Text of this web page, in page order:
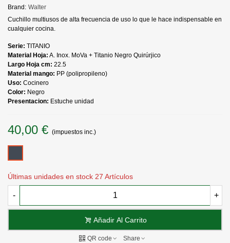
Brand: Walter
Cuchillo multiusos de alta frecuencia de uso lo que le hace indispensable en
cualquier cocina.
Serie: TITANIO
Material Hoja: A. Inox. MoVa + Titanio Negro Quirúrjico
Largo Hoja cm: 22.5
Material mango: PP (polipropileno)
Uso: Cocinero
Color: Negro
Presentacion: Estuche unidad
40,00 € (impuestos inc.)
Últimas unidades en stock 27 Artículos
- +
Añadir Al Carrito
QR code Share